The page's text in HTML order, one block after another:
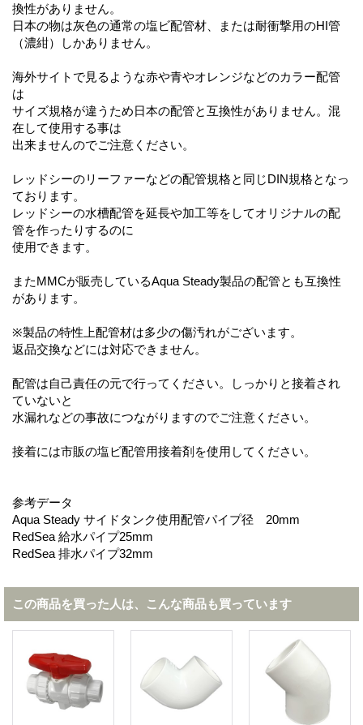
換性がありません。
日本の物は灰色の通常の塩ビ配管材、または耐衝撃用のHI管
（濃紺）しかありません。
海外サイトで見るような赤や青やオレンジなどのカラー配管
は
サイズ規格が違うため日本の配管と互換性がありません。混
在して使用する事は
出来ませんのでご注意ください。
レッドシーのリーファーなどの配管規格と同じDIN規格となっ
ております。
レッドシーの水槽配管を延長や加工等をしてオリジナルの配
管を作ったりするのに
使用できます。
またMMCが販売しているAqua Steady製品の配管とも互換性
があります。
※製品の特性上配管材は多少の傷汚れがございます。
返品交換などには対応できません。
配管は自己責任の元で行ってください。しっかりと接着され
ていないと
水漏れなどの事故につながりますのでご注意ください。
接着には市販の塩ビ配管用接着剤を使用してください。
参考データ
Aqua Steady サイドタンク使用配管パイプ径 20mm
RedSea 給水パイプ25mm
RedSea 排水パイプ32mm
この商品を買った人は、こんな商品も買っています